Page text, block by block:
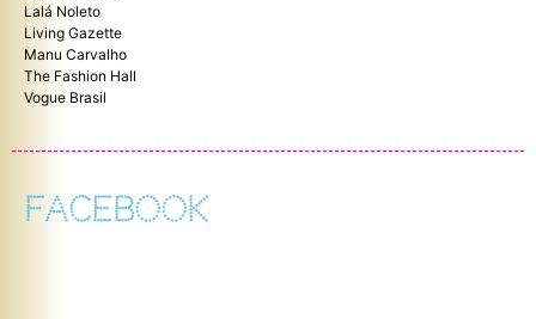
Lalá Noleto
Living Gazette
Manu Carvalho
The Fashion Hall
Vogue Brasil
FACEBOOK